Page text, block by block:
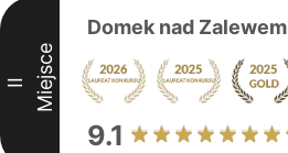
II Miejsce
Domek nad Zalewem
9.1